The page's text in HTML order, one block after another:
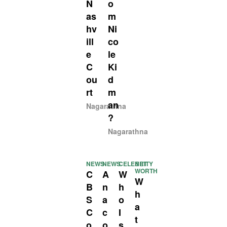
N
as
hv
ill
e
C
ou
rt
Nagarathna
o
m
Ni
co
le
Ki
d
m
an
?
Nagarathna
NEWS
C
B
S
C
NEWS
A
n
a
c
CELEBRITY
W
h
o
I
NET
WORTH
W
h
a
t